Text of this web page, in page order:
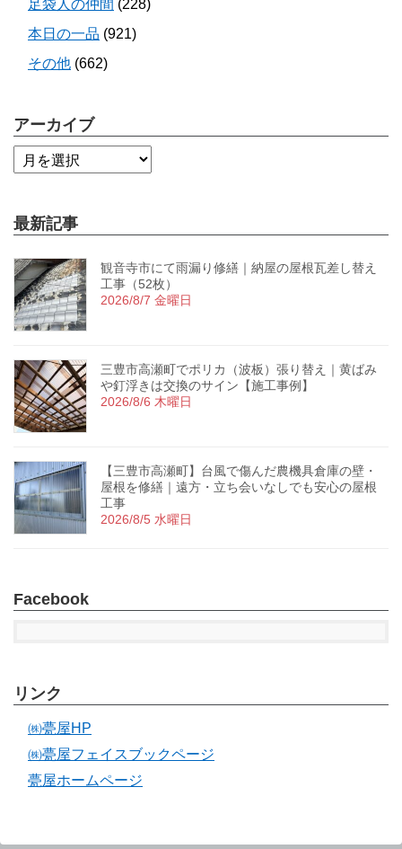
足袋人の仲間 (228)
本日の一品 (921)
その他 (662)
アーカイブ
最新記事
観音寺市にて雨漏り修繕｜納屋の屋根瓦差し替え
工事（52枚）
2026/8/7 金曜日
三豊市高瀬町でポリカ（波板）張り替え｜黄ばみ
や釘浮きは交換のサイン【施工事例】
2026/8/6 木曜日
【三豊市高瀬町】台風で傷んだ農機具倉庫の壁・
屋根を修繕｜遠方・立ち会いなしでも安心の屋根
工事
2026/8/5 水曜日
Facebook
リンク
㈱甍屋HP
㈱甍屋フェイスブックページ
甍屋ホームページ